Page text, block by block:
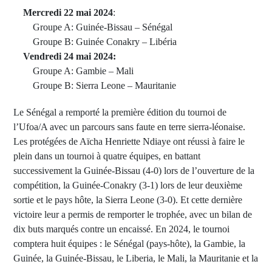
Mercredi 22 mai 2024:
Groupe A: Guinée-Bissau – Sénégal
Groupe B: Guinée Conakry – Libéria
Vendredi 24 mai 2024:
Groupe A: Gambie – Mali
Groupe B: Sierra Leone – Mauritanie
Le Sénégal a remporté la première édition du tournoi de
l’Ufoa/A avec un parcours sans faute en terre sierra-léonaise.
Les protégées de Aïcha Henriette Ndiaye ont réussi à faire le
plein dans un tournoi à quatre équipes, en battant
successivement la Guinée-Bissau (4-0) lors de l’ouverture de la
compétition, la Guinée-Conakry (3-1) lors de leur deuxième
sortie et le pays hôte, la Sierra Leone (3-0). Et cette dernière
victoire leur a permis de remporter le trophée, avec un bilan de
dix buts marqués contre un encaissé. En 2024, le tournoi
comptera huit équipes : le Sénégal (pays-hôte), la Gambie, la
Guinée, la Guinée-Bissau, le Liberia, le Mali, la Mauritanie et la